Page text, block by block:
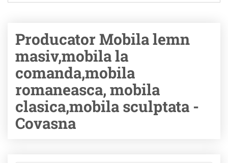
Producator Mobila lemn
masiv,mobila la
comanda,mobila
romaneasca, mobila
clasica,mobila sculptata -
Covasna